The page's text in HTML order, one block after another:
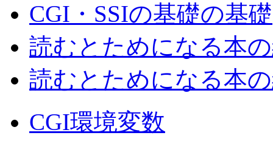
CGI・SSIの基礎の基礎
読むとためになる本
読むとためになる本
CGI環境変数